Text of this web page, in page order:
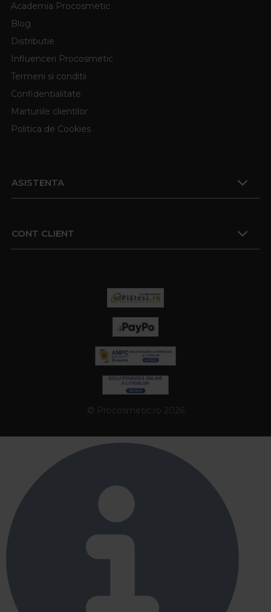
Academia Procosmetic
Blog
Distributie
Influenceri Procosmetic
Termeni si conditii
Confidentialitate
Marturiile clientilor
Politica de Cookies
ASISTENTA
CONT CLIENT
© Procosmetic.ro 2026